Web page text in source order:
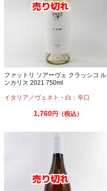
ファットリ ソアーヴェ クラッシコ ル
ンカリス 2021 750ml
イタリア／ヴェネト ・ 白：辛口
1,760円（税込）